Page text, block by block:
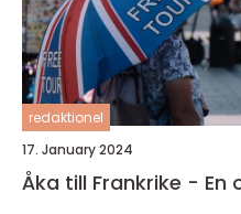
redaktionel
17. January 2024
Åka till Frankrike - En